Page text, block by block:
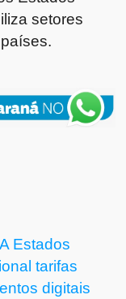
setores
Estados
tarifas
digitais